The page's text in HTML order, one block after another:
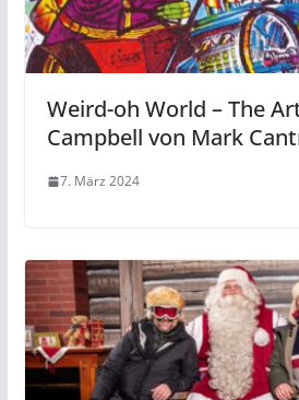
Weird-oh World – The
Campbell von Mark
7. März 2024